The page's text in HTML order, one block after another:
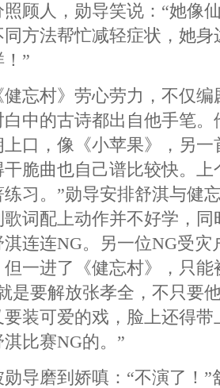
顾人，勋导笑说：“她像
方法帮忙减轻症状，她
”
村》劳心劳力，不仅编
中的古诗都出自他手笔
口，像《小苹果》，另
脆曲也自己谱比较快。
习。”勋导安排舒淇与健
词配上动作并不好学，同
连连NG。另一位NG受灾
一进了《健忘村》，只能
是要解放张孝全，不只要
装可爱的戏，脸上还得
比赛NG的。”
磨到娇嗔：“不演了！”